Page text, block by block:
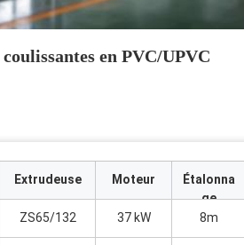
en PVC/UPVC
Extrudeuse Moteur
Étalonna
ge
ZS65/132 37 kW 8m